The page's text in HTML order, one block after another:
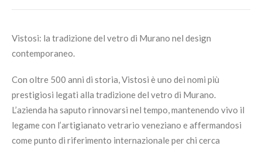
Vistosi: la tradizione del vetro di Murano nel design
contemporaneo.
Con oltre 500 anni di storia, Vistosi è uno dei nomi più
prestigiosi legati alla tradizione del vetro di Murano.
L’azienda ha saputo rinnovarsi nel tempo, mantenendo vivo il
legame con l’artigianato vetrario veneziano e affermandosi
come punto di riferimento internazionale per chi cerca